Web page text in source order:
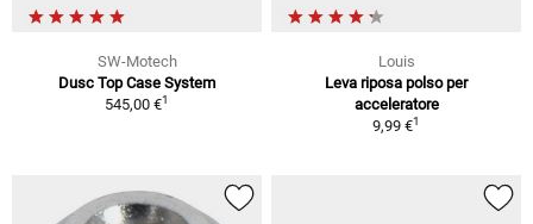
SW-Motech
Dusc Top Case System
545,00 €1
Louis
Leva riposa polso per
acceleratore
9,99 €1